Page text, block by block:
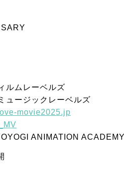
ルムレーベルズ
ュージックレーベルズ
movie2025.jp
ANIMATION